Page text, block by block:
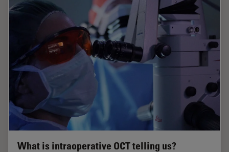
What is intraoperative OCT telling us?